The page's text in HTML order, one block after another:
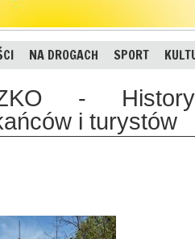
NA DROGACH SPORT
-
i turystów